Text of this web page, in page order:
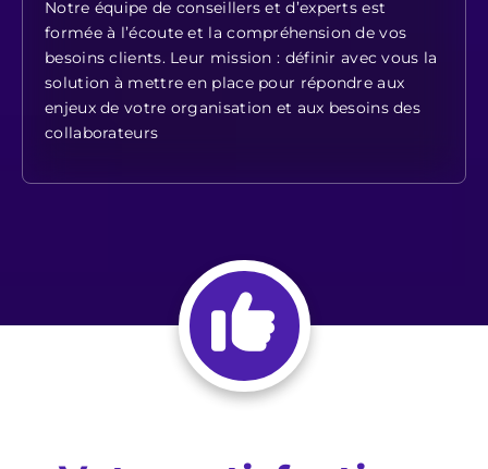
Notre équipe de conseillers et d’experts est
formée à l’écoute et la compréhension de vos
besoins clients. Leur mission : définir avec vous la
solution à mettre en place pour répondre aux
enjeux de votre organisation et aux besoins des
collaborateurs